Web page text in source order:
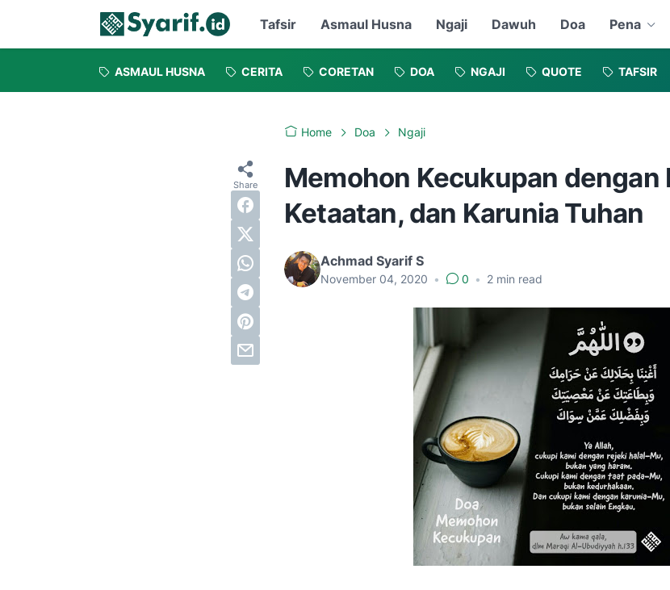
Tafsir Asmaul Husna Ngaji Dawuh Doa Pena
ASMAUL HUSNA CERITA CORETAN DOA NGAJI QUOTE TAFSIR
Home Doa Ngaji
Memohon Kecukupan dengan
Ketaatan, dan Karunia Tuhan
Achmad Syarif S
November 04, 2020 • 0 • 2 min read